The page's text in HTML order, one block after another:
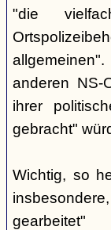
"die
anderen NS-
ihrer
gebracht"
Wichtig, so
gearbeitet"